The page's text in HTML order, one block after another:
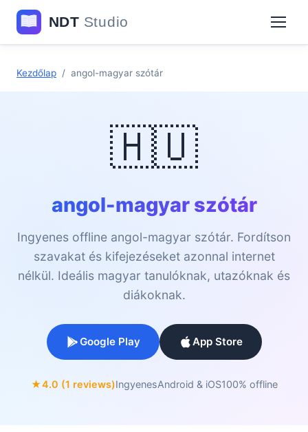
Kezdőlap / angol-magyar szótár
🇭🇺
angol-magyar szótár
Ingyenes offline angol-magyar szótár. Fordítson
szavakat és kifejezéseket azonnal internet
nélkül. Ideális magyar tanulóknak, utazóknak és
diákoknak.
Google Play App Store
★4.0 (1 reviews)IngyenesAndroid & iOS100% offline